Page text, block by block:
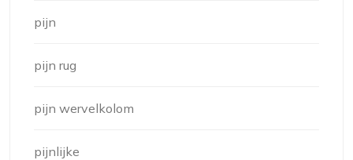
pijn
pijn rug
pijn wervelkolom
pijnlijke